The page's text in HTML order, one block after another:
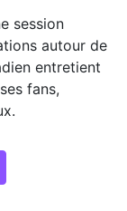
session
autour de
entretient
fans,